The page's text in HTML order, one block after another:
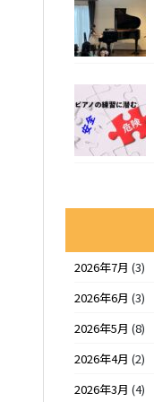
2026年7月 (3)
2026年6月 (3)
2026年5月 (8)
2026年4月 (2)
2026年3月 (4)